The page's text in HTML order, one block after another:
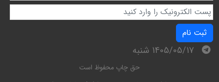
ثبت نام
1405/05/17 شنبه
حق چاپ محفوظ است